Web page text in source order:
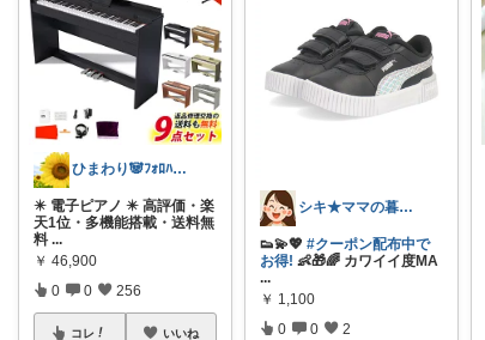
ひまわり🐼ﾌｫﾛﾊﾞ100❤️感謝
✴️ 電子ピアノ ✴️ 高評価・楽
天1位・多機能搭載・送料無
料 ...
￥ 46,900
0 0 256
コレ いいね
シキ★ママの暮らし、キッズ
👟💫💖#クーポン配布中で
お得! 👶🎁🌈 カワイイ度MA
...
￥ 1,100
0 0 2